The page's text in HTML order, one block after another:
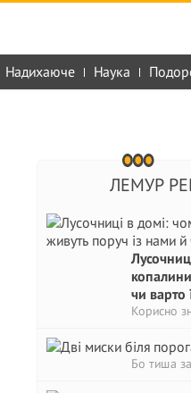
Надихаюче Наука
ЛЕМУР
чи варто
Корисно
Бо тиша